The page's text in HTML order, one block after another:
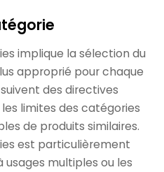
implique la sélection du
approprié pour chaque
des directives
limites des catégories
de produits similaires.
est particulièrement
multiples ou les